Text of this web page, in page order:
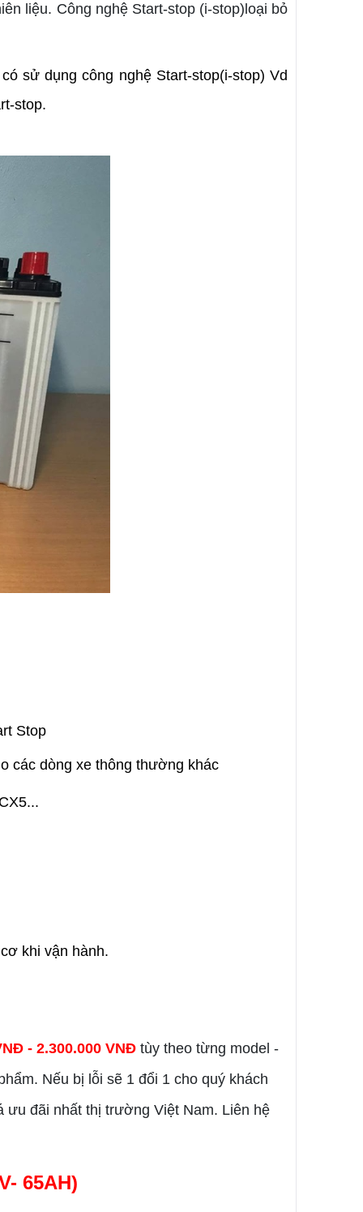
liệu. Công nghệ Start-stop (i-stop)loại bỏ
sử dụng công nghệ Start-stop(i-stop) Vd
stop.
Stop
các dòng xe thông thường khác
khi vận hành.
- 2.300.000 VNĐ tùy theo từng model -
Nếu bị lỗi sẽ 1 đổi 1 cho quý khách
ưu đãi nhất thị trường Việt Nam. Liên hệ
65AH)